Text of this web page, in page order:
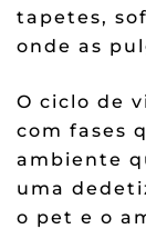
tapetes,
onde as
O ciclo de
com fases
ambiente
uma
o pet e o